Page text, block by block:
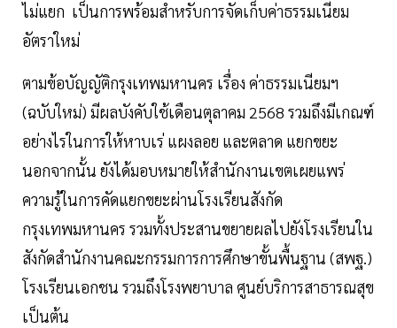
ไม่แยก เป็นการพร้อมสำหรับการจัดเก็บค่าธรรมเนียม
อัตราใหม่
ตามข้อบัญญัติกรุงเทพมหานคร เรื่อง ค่าธรรมเนียมฯ
(ฉบับใหม่) มีผลบังคับใช้เดือนตุลาคม 2568 รวมถึงมีเกณฑ์
อย่างไรในการให้หาบเร่ แผงลอย และตลาด แยกขยะ
นอกจากนั้น ยังได้มอบหมายให้สำนักงานเขตเผยแพร่
ความรู้ในการคัดแยกขยะผ่านโรงเรียนสังกัด
กรุงเทพมหานคร รวมทั้งประสานขยายผลไปยังโรงเรียนใน
สังกัดสำนักงานคณะกรรมการการศึกษาขั้นพื้นฐาน (สพฐ.)
โรงเรียนเอกชน รวมถึงโรงพยาบาล ศูนย์บริการสาธารณสุข
เป็นต้น